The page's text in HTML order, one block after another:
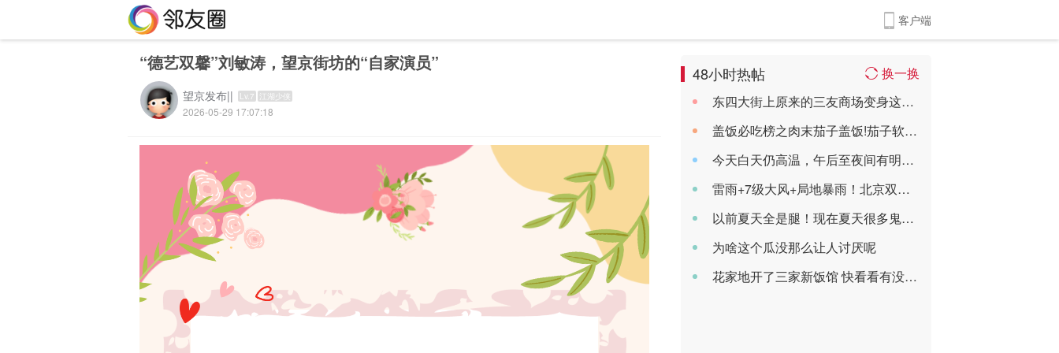
客户端
“德艺双馨”刘敏涛，望京街坊的“自家演员”
望京发布|| Lv.7 江湖少侠
2026-05-29 17:07:18
48小时热帖
换一换
东四大街上原来的三友商场变身这样喽 ...
盖饭必吃榜之肉末茄子盖饭!茄子软嫩入味， ...
今天白天仍高温，午后至夜间有明显雷雨，最 ...
雷雨+7级大风+局地暴雨！北京双预警齐发→ ...
以前夏天全是腿！现在夏天很多鬼！ ...
为啥这个瓜没那么让人讨厌呢
花家地开了三家新饭馆 快看看有没有您想吃 ...